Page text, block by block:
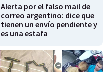
Alerta por el falso mail de
correo argentino: dice que
tienen un envío pendiente y
es una estafa